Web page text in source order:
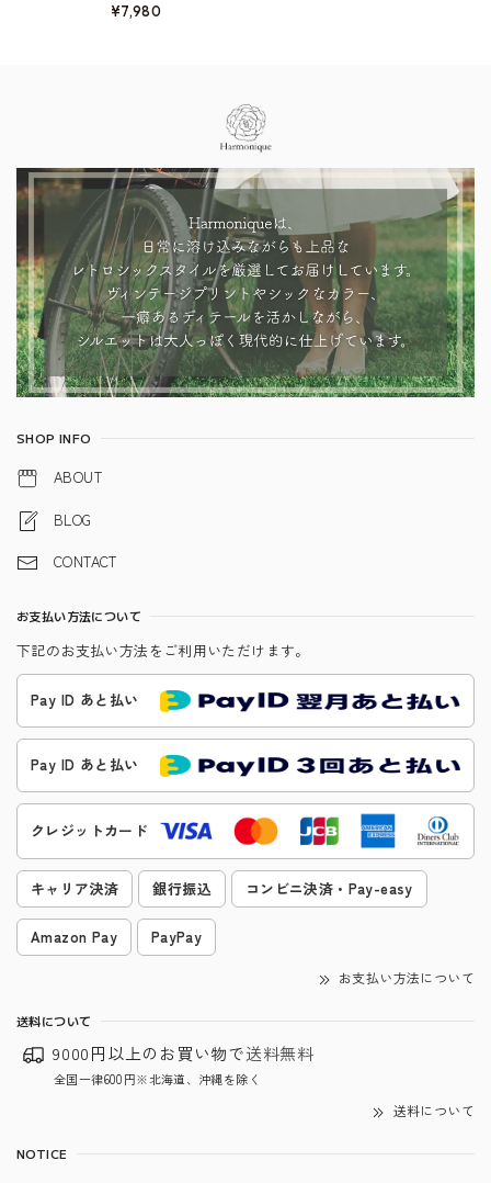
¥7,980
SHOP INFO
ABOUT
BLOG
CONTACT
お支払い方法について
下記のお支払い方法をご利用いただけます。
Pay ID あと払い
Pay ID あと払い
クレジットカード
キャリア決済 銀行振込 コンビニ決済・Pay-easy
Amazon Pay PayPay
お支払い方法について
送料について
9000円以上のお買い物で送料無料
全国一律600円※北海道、沖縄を除く
送料について
NOTICE